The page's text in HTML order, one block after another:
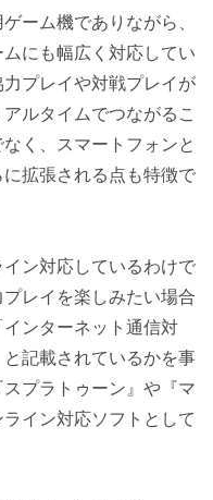
ーム機でありながら、
にも幅広く対応してい
プレイや対戦プレイが
ルタイムでつながるこ
く、スマートフォンと
拡張される点も特徴で
ン対応しているわけで
レイを楽しみたい場合
ンターネット通信対
記載されているかを事
プラトゥーン』や『マ
イン対応ソフトとして